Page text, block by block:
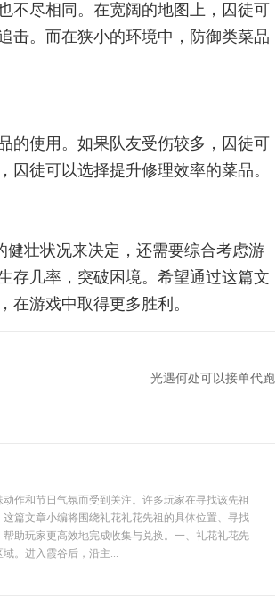
不尽相同。在宽阔的地图上，囚徒可
击。而在狭小的环境中，防御类菜品
的使用。如果队友受伤较多，囚徒可
徒可以选择提升修理效率的菜品。
健壮状况来决定，还需要综合考虑游
存几率，突破困境。希望通过这篇文
在游戏中取得更多胜利。
光遇何处可以接单代跑
作和节日气氛而受到关注。许多玩家在寻找该先祖
篇文章小编将围绕礼花礼花先祖的具体位置、寻找
助玩家更高效地完成收集与兑换。一、礼花礼花先
。进入霞谷后，沿主...